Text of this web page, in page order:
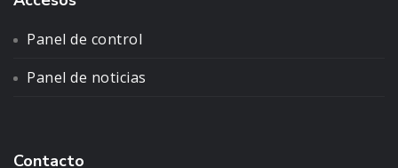
Panel de control
Panel de noticias
Contacto